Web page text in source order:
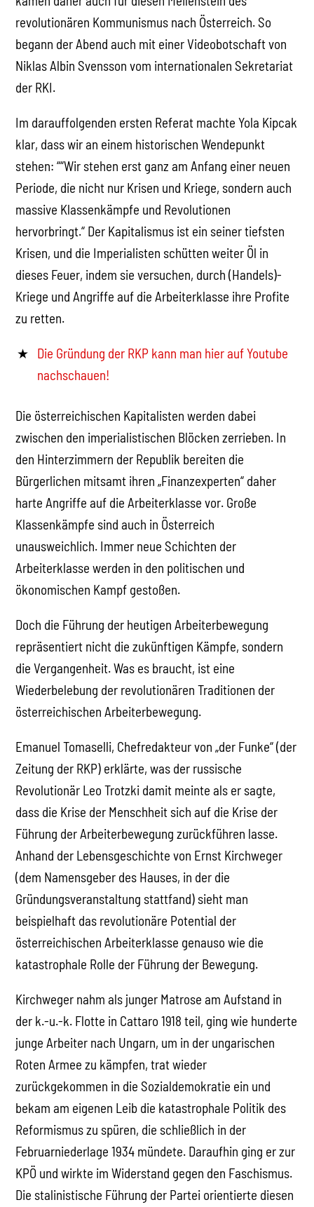
revolutionären Kommunismus nach Österreich. So
begann der Abend auch mit einer Videobotschaft von
Niklas Albin Svensson vom internationalen Sekretariat
der RKI.
Im darauffolgenden ersten Referat machte Yola Kipcak
klar, dass wir an einem historischen Wendepunkt
stehen: ““Wir stehen erst ganz am Anfang einer neuen
Periode, die nicht nur Krisen und Kriege, sondern auch
massive Klassenkämpfe und Revolutionen
hervorbringt.“ Der Kapitalismus ist ein seiner tiefsten
Krisen, und die Imperialisten schütten weiter Öl in
dieses Feuer, indem sie versuchen, durch (Handels)-
Kriege und Angriffe auf die Arbeiterklasse ihre Profite
zu retten.
Die Gründung der RKP kann man hier auf Youtube
nachschauen!
Die österreichischen Kapitalisten werden dabei
zwischen den imperialistischen Blöcken zerrieben. In
den Hinterzimmern der Republik bereiten die
Bürgerlichen mitsamt ihren „Finanzexperten“ daher
harte Angriffe auf die Arbeiterklasse vor. Große
Klassenkämpfe sind auch in Österreich
unausweichlich. Immer neue Schichten der
Arbeiterklasse werden in den politischen und
ökonomischen Kampf gestoßen.
Doch die Führung der heutigen Arbeiterbewegung
repräsentiert nicht die zukünftigen Kämpfe, sondern
die Vergangenheit. Was es braucht, ist eine
Wiederbelebung der revolutionären Traditionen der
österreichischen Arbeiterbewegung.
Emanuel Tomaselli, Chefredakteur von „der Funke“ (der
Zeitung der RKP) erklärte, was der russische
Revolutionär Leo Trotzki damit meinte als er sagte,
dass die Krise der Menschheit sich auf die Krise der
Führung der Arbeiterbewegung zurückführen lasse.
Anhand der Lebensgeschichte von Ernst Kirchweger
(dem Namensgeber des Hauses, in der die
Gründungsveranstaltung stattfand) sieht man
beispielhaft das revolutionäre Potential der
österreichischen Arbeiterklasse genauso wie die
katastrophale Rolle der Führung der Bewegung.
Kirchweger nahm als junger Matrose am Aufstand in
der k.-u.-k. Flotte in Cattaro 1918 teil, ging wie hunderte
junge Arbeiter nach Ungarn, um in der ungarischen
Roten Armee zu kämpfen, trat wieder
zurückgekommen in die Sozialdemokratie ein und
bekam am eigenen Leib die katastrophale Politik des
Reformismus zu spüren, die schließlich in der
Februarniederlage 1934 mündete. Daraufhin ging er zur
KPÖ und wirkte im Widerstand gegen den Faschismus.
Die stalinistische Führung der Partei orientierte diesen